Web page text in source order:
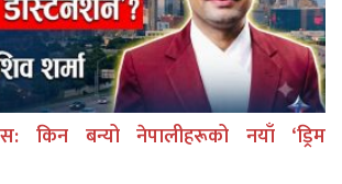
किन बन्यो नेपालीहरूको नयाँ ‘ड्रिम